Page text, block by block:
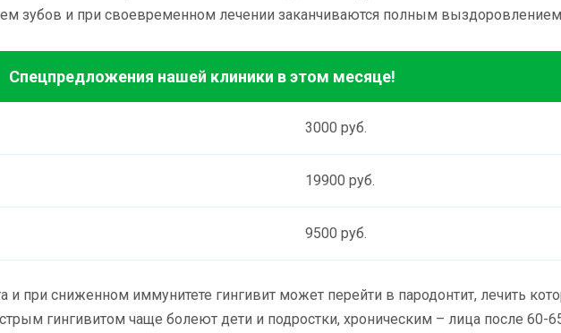
зубов и при своевременном лечении заканчиваются полным
Спецпредложения нашей клиники в этом месяце!
3000 руб.
19900 руб.
9500 руб.
и при сниженном иммунитете гингивит может перейти в пародонтит, лечить
гингивитом чаще болеют дети и подростки, хроническим – лица после 60-